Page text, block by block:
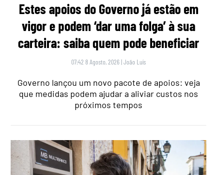
Estes apoios do Governo já estão em
vigor e podem ‘dar uma folga’ à sua
carteira: saiba quem pode beneficiar
07:42 8 Agosto, 2026 |João Luís
Governo lançou um novo pacote de apoios: veja
que medidas podem ajudar a aliviar custos nos
próximos tempos